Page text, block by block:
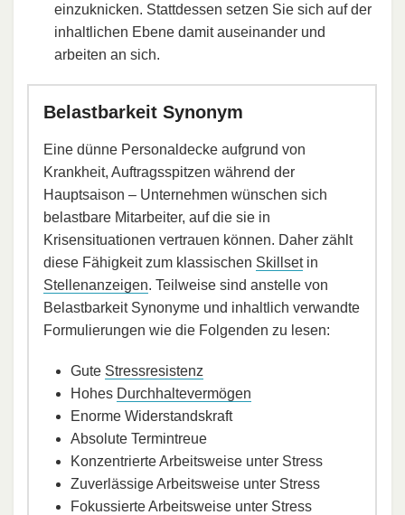
einzuknicken. Stattdessen setzen Sie sich auf der
inhaltlichen Ebene damit auseinander und
arbeiten an sich.
Belastbarkeit Synonym
Eine dünne Personaldecke aufgrund von
Krankheit, Auftragsspitzen während der
Hauptsaison – Unternehmen wünschen sich
belastbare Mitarbeiter, auf die sie in
Krisensituationen vertrauen können. Daher zählt
diese Fähigkeit zum klassischen Skillsetin
Stellenanzeigen. Teilweise sind anstelle von
Belastbarkeit Synonyme und inhaltlich verwandte
Formulierungen wie die Folgenden zu lesen:
Gute Stressresistenz
Hohes Durchhaltevermögen
Enorme Widerstandskraft
Absolute Termintreue
Konzentrierte Arbeitsweise unter Stress
Zuverlässige Arbeitsweise unter Stress
Fokussierte Arbeitsweise unter Stress